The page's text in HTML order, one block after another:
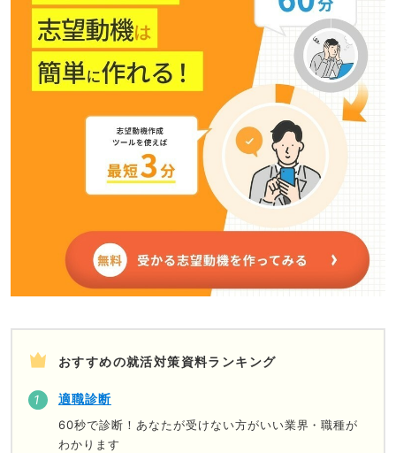
おすすめの就活対策資料ランキング
適職診断
60秒で診断！あなたが受けない方がいい業界・職種が
わかります